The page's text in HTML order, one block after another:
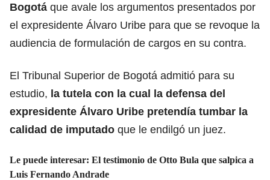
Bogotá que avale los argumentos presentados por
el expresidente Álvaro Uribe para que se revoque la
audiencia de formulación de cargos en su contra.
El Tribunal Superior de Bogotá admitió para su
estudio, la tutela con la cual la defensa del
expresidente Álvaro Uribe pretendía tumbar la
calidad de imputado que le endilgó un juez.
Le puede interesar: El testimonio de Otto Bula que salpica a
Luis Fernando Andrade